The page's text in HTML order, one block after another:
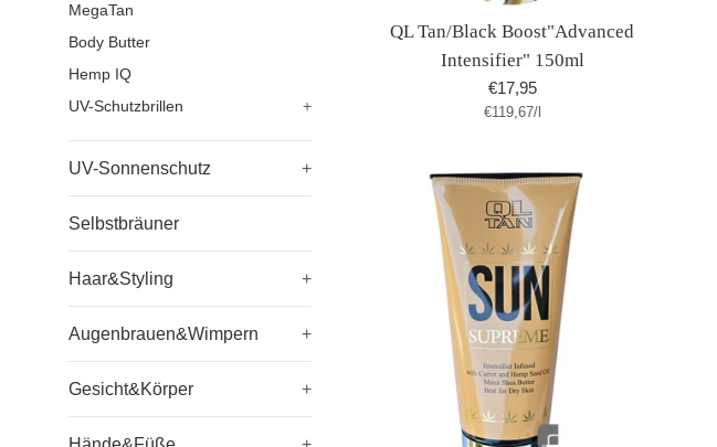
MegaTan
Body Butter
Hemp IQ
UV-Schutzbrillen
+
UV-Sonnenschutz +
Selbstbräuner
Haar&Styling +
Augenbrauen&Wimpern +
Gesicht&Körper +
QL Tan/Black Boost"Advanced
Intensifier" 150ml
Normaler
Preis
€17,95
Stückpreis
€119,67/pro
l